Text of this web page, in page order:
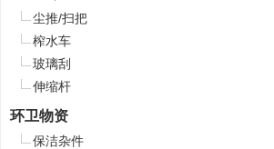
尘推/扫把
榨水车
玻璃刮
伸缩杆
环卫物资
保洁杂件